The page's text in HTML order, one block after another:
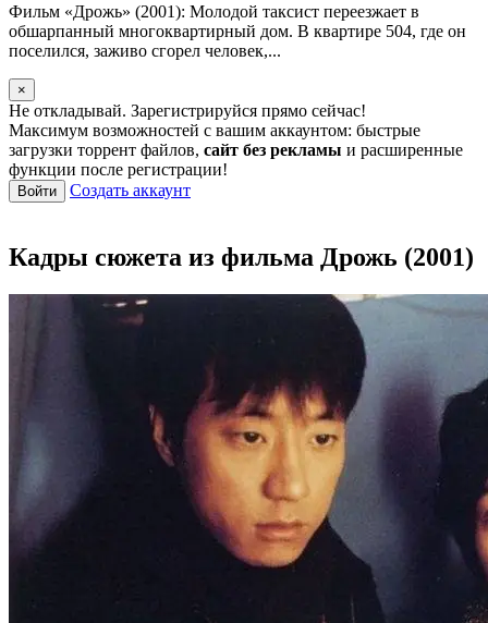
Фильм «Дрожь» (2001): Молодой таксист переезжает в
обшарпанный многоквартирный дом. В квартире 504, где он
поселился, заживо сгорел человек,...
×
Не откладывай. Зарегистрируйся прямо сейчас!
Максимум возможностей с вашим аккаунтом: быстрые
загрузки торрент файлов, сайт без рекламы и расширенные
функции после регистрации!
Войти Создать аккаунт
Кадры сюжета из фильма Дрожь (2001)